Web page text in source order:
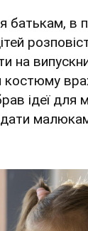
батькам, в
на
костюму
ідеї для